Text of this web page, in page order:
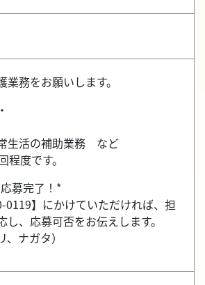
務をお願いします。
生活の補助業務 など
度です。
募完了！*
0119】にかけていただければ、担
し、応募可否をお伝えします。
、ナガタ）